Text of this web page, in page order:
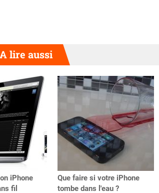
A lire aussi
iPhone
fil
Que faire si votre iPhone
tombe dans l'eau ?